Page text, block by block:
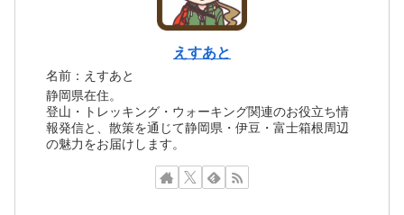
えすあと
名前：えすあと
静岡県在住。
登山・トレッキング・ウォーキング関連のお役立ち情
報発信と、散策を通じて静岡県・伊豆・富士箱根周辺
の魅力をお届けします。